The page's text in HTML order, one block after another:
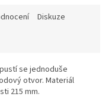
Diskuze
se jednoduše
otvor. Materiál
215 mm.